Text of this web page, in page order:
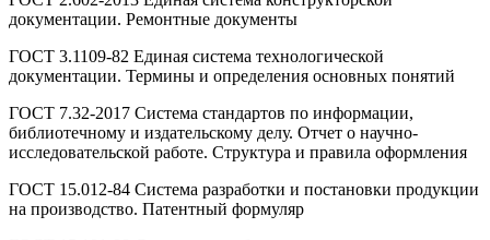
документации. Ремонтные документы
ГОСТ 3.1109-82 Единая система технологической
документации. Термины и определения основных понятий
ГОСТ 7.32-2017 Система стандартов по информации,
библиотечному и издательскому делу. Отчет о научно-
исследовательской работе. Структура и правила оформления
ГОСТ 15.012-84 Система разработки и постановки продукции
на производство. Патентный формуляр